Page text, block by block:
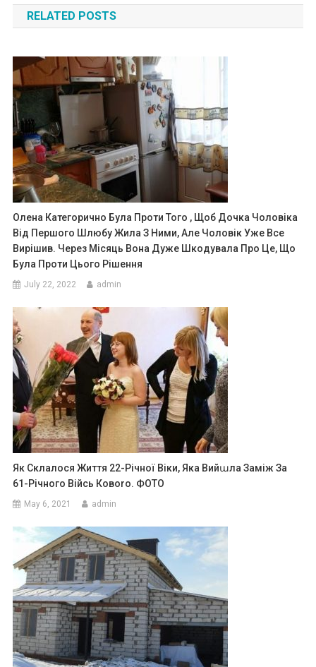
RELATED POSTS
Олена Категорично Була Проти Того , Щоб Дочка Чоловіка
Від Першого Шлюбу Жила З Ними, Але Чоловік Уже Все
Вирішив. Через Місяць Вона Дуже Шкодувала Про Це, Що
Була Проти Цього Рішення
July 22, 2022 admin
Як Склалося Життя 22-Річної Віки, Яка Вийաла Заміж За
61-Річного Війсь Ковоrо. ФОТО
May 6, 2021 admin